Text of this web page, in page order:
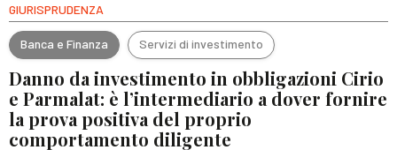
GIURISPRUDENZA
Banca e Finanza Servizi di investimento
Danno da investimento in obbligazioni Cirio
e Parmalat: è l’intermediario a dover fornire
la prova positiva del proprio
comportamento diligente